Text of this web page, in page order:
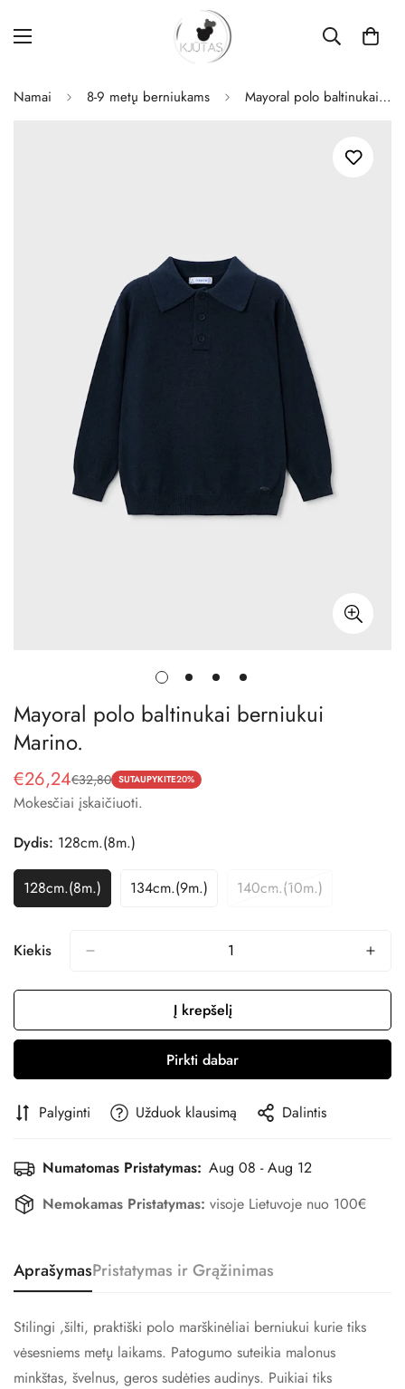
Namai 8-9 metų berniukams Mayoral polo baltinukai berniukui Marino.
Mayoral polo baltinukai berniukui
Marino.
Pardavimo
kaina
€26,24
Reguliari
kaina
€32,80 SUTAUPYKITE20%
Mokesčiai įskaičiuoti.
Dydis: 128cm.(8m.)
128cm.(8m.)
Variantas
Išparduotas
Nepasiekiamas
134cm.(9m.)
Variantas
Nepasiekiamas
140cm.(10m.)
Variantas
Nepasiekiamas
Kiekis
Į krepšelį
Pirkti dabar
Palyginti Užduok klausimą Dalintis
Numatomas Pristatymas: Aug 08 - Aug 12
Nemokamas Pristatymas: visoje Lietuvoje nuo 100€
AprašymasPristatymas ir Grąžinimas
Stilingi ,šilti, praktiški polo marškinėliai berniukui kurie tiks
vėsesniems metų laikams. Patogumo suteikia malonus
minkštas, švelnus, geros sudėties audinys. Puikiai tiks